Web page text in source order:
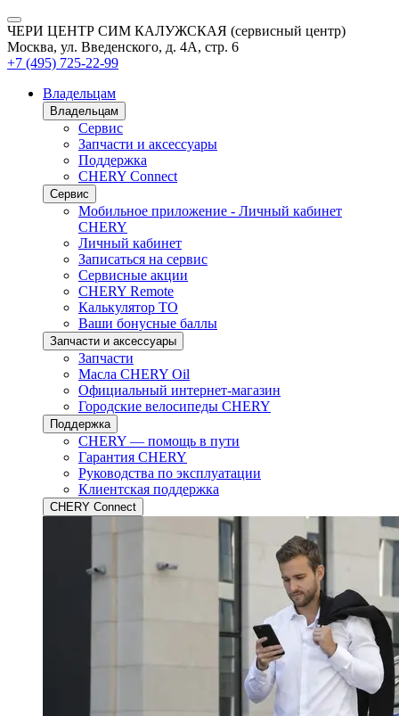
ЧЕРИ ЦЕНТР СИМ КАЛУЖСКАЯ (сервисный центр)
Москва, ул. Введенского, д. 4А, стр. 6
+7 (495) 725-22-99
Владельцам
Владельцам
Сервис
Запчасти и аксессуары
Поддержка
CHERY Connect
Сервис
Мобильное приложение - Личный кабинет
CHERY
Личный кабинет
Записаться на сервис
Сервисные акции
CHERY Remote
Калькулятор ТО
Ваши бонусные баллы
Запчасти и аксессуары
Запчасти
Масла CHERY Oil
Официальный интернет-магазин
Городские велосипеды CHERY
Поддержка
CHERY — помощь в пути
Гарантия CHERY
Руководства по эксплуатации
Клиентская поддержка
CHERY Connect